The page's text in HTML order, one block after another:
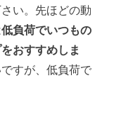
い。先ほどの動
低負荷でいつもの
おすすめしま
すが、低負荷で